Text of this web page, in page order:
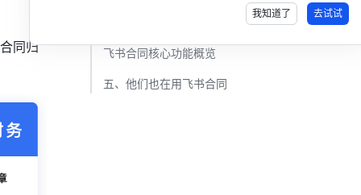
我知道了 去试试
同归 飞书合同核心功能概览​
五、他们也在用飞书合同​